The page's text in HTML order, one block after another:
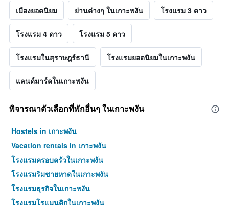
เมืองยอดนิยม ย่านต่างๆ ในเกาะพงัน โรงแรม 3 ดาว
โรงแรม 4 ดาว โรงแรม 5 ดาว
โรงแรมในสุราษฎร์ธานี โรงแรมยอดนิยมในเกาะพงัน
แลนด์มาร์คในเกาะพงัน
พิจารณาตัวเลือกที่พักอื่นๆ ในเกาะพงัน
Hostels in เกาะพงัน
Vacation rentals in เกาะพงัน
โรงแรมครอบครัวในเกาะพงัน
โรงแรมริมชายหาดในเกาะพงัน
โรงแรมธุรกิจในเกาะพงัน
โรงแรมโรแมนติกในเกาะพงัน